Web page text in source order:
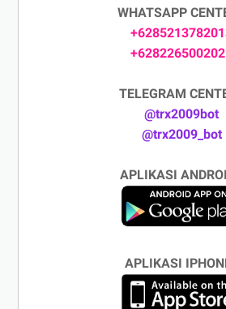
WHATSAPP
TELEGRAM
@trx2009bot
@trx2009_bot
APLIKASI
APLIKASI